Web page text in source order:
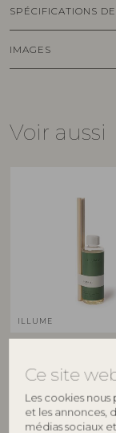
Ce site
Les cookies
et les annonces,
médias sociaux
SPÉCIFICATIONS
IMAGES
Voir aussi
ILLUME
Verte,
4536300310
180 ML. - 2x9 Reeds -
Prix de vente